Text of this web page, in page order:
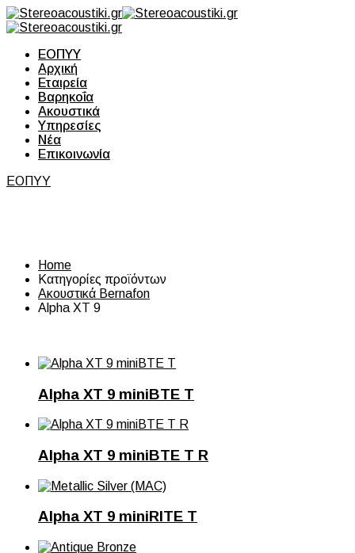
ΕΟΠΥΥ
Αρχική
Εταιρεία
Βαρηκοΐα
Ακουστικά
Υπηρεσίες
Νέα
Επικοινωνία
ΕΟΠΥΥ
Home
Κατηγορίες προϊόντων
Ακουστικά Bernafon
Alpha XT 9
Alpha XT 9 miniBTE T
Alpha XT 9 miniBTE T R
Alpha XT 9 miniRITE T